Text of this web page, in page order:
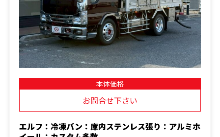
本体価格
お問合せ下さい
エルフ：冷凍バン：庫内ステンレス張り：アルミホ